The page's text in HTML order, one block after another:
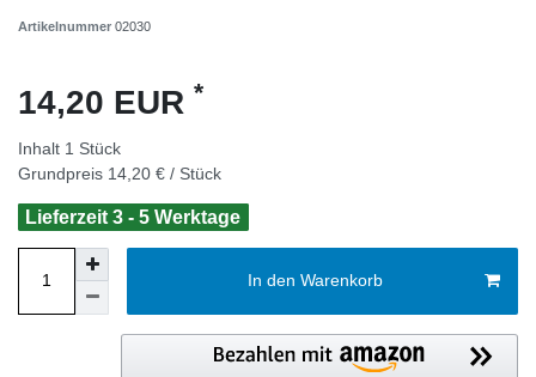
Artikelnummer 02030
14,20 EUR *
Inhalt 1 Stück
Grundpreis 14,20 € / Stück
Lieferzeit 3 - 5 Werktage
In den Warenkorb